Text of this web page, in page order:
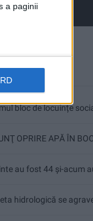
a paginii
recente
bloc de locuințe
OPRIRE APĂ ÎN
au fost 44 și-acum
hidrologică se